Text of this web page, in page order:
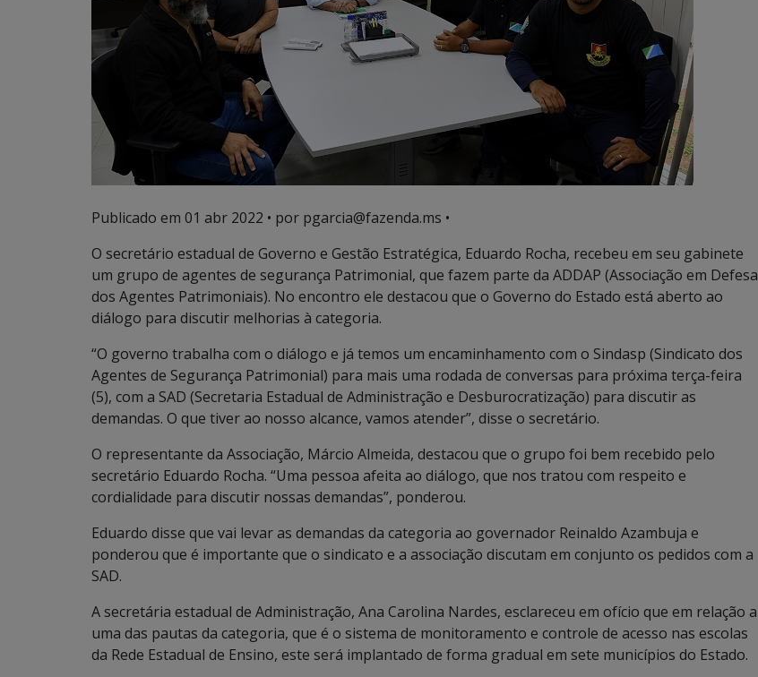
Publicado em 01 abr 2022 • por pgarcia@fazenda.ms •
O secretário estadual de Governo e Gestão Estratégica, Eduardo Rocha, recebeu em seu gabinete
um grupo de agentes de segurança Patrimonial, que fazem parte da ADDAP (Associação em Defesa
dos Agentes Patrimoniais). No encontro ele destacou que o Governo do Estado está aberto ao
diálogo para discutir melhorias à categoria.
“O governo trabalha com o diálogo e já temos um encaminhamento com o Sindasp (Sindicato dos
Agentes de Segurança Patrimonial) para mais uma rodada de conversas para próxima terça-feira
(5), com a SAD (Secretaria Estadual de Administração e Desburocratização) para discutir as
demandas. O que tiver ao nosso alcance, vamos atender”, disse o secretário.
O representante da Associação, Márcio Almeida, destacou que o grupo foi bem recebido pelo
secretário Eduardo Rocha. “Uma pessoa afeita ao diálogo, que nos tratou com respeito e
cordialidade para discutir nossas demandas”, ponderou.
Eduardo disse que vai levar as demandas da categoria ao governador Reinaldo Azambuja e
ponderou que é importante que o sindicato e a associação discutam em conjunto os pedidos com a
SAD.
A secretária estadual de Administração, Ana Carolina Nardes, esclareceu em ofício que em relação a
uma das pautas da categoria, que é o sistema de monitoramento e controle de acesso nas escolas
da Rede Estadual de Ensino, este será implantado de forma gradual em sete municípios do Estado.